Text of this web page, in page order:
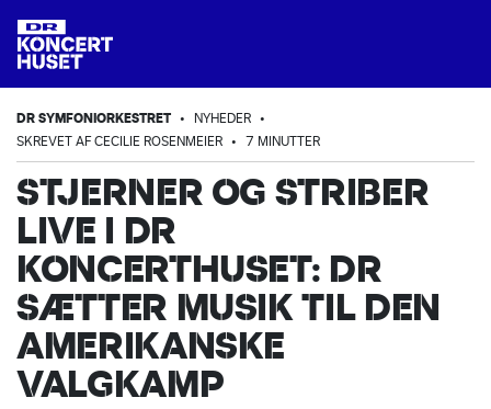
DR SYMFONIORKESTRET • NYHEDER •
SKREVET AF CECILIE ROSENMEIER • 7 MINUTTER
STJERNER OG STRIBER
LIVE I DR
KONCERTHUSET: DR
SÆTTER MUSIK TIL DEN
AMERIKANSKE
VALGKAMP